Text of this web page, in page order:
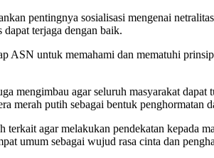
pentingnya sosialisasi mengenai
terjaga dengan baik.
ASN untuk memahami dan mematuhi
mengimbau agar seluruh masyarakat
merah putih sebagai bentuk penghormatan
terkait agar melakukan pendekatan kepada
umum sebagai wujud rasa cinta dan